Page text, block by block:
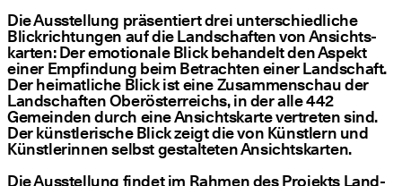
Die Aus­stel­lung prä­sen­tiert drei unter­schied­li­che
Blick­rich­tun­gen auf die Land­schaf­ten von Ansichts­
kar­ten: Der emo­tio­na­le Blick behan­delt den Aspekt
einer Emp­fin­dung beim Betrach­ten einer Land­schaft.
Der hei­mat­li­che Blick ist eine Zusam­men­schau der
Land­schaf­ten Ober­ös­ter­reichs, in der alle 442
Gemein­den durch eine Ansichts­kar­te ver­tre­ten sind.
Der künst­le­ri­sche Blick zeigt die von Künst­lern und
Künst­le­rin­nen selbst gestal­te­ten Ansichtskarten.
Die Aus­stel­lung fin­det im Rah­men des Pro­jekts Land­